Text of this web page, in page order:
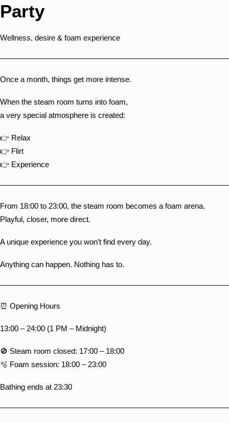
Party
Wellness, desire & foam experience
Once a month, things get more intense.
When the steam room turns into foam,
a very special atmosphere is created:
👉 Relax
👉 Flirt
👉 Experience
From 18:00 to 23:00, the steam room becomes a foam arena.
Playful, closer, more direct.
A unique experience you won’t find every day.
Anything can happen. Nothing has to.
⏰ Opening Hours
13:00 – 24:00 (1 PM – Midnight)
🚫 Steam room closed: 17:00 – 18:00
🫧 Foam session: 18:00 – 23:00
Bathing ends at 23:30